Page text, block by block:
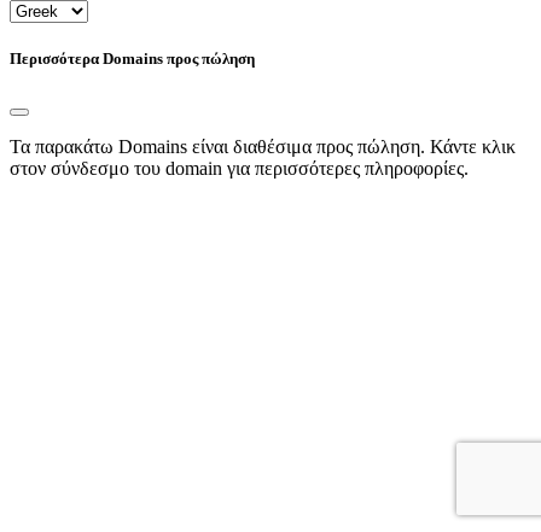
Περισσότερα Domains προς πώληση
Τα παρακάτω Domains είναι διαθέσιμα προς πώληση. Κάντε κλικ
στον σύνδεσμο του domain για περισσότερες πληροφορίες.